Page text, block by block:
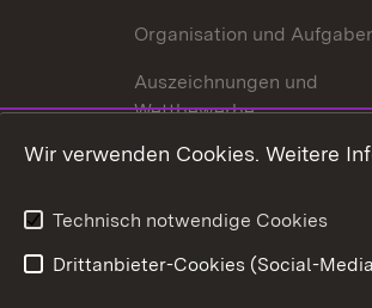
Organisation und
Auszeichnungen und
Wettbewerbe
Wir verwenden Cookies. Weitere
Technisch notwendige Cookies
Drittanbieter-Cookies (Social-